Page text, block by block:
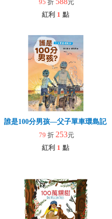
95 折
元
紅利 1 點
樂(玩具)
誰是100分男孩—父子單車環島記
79 折 253元
紅利 1 點